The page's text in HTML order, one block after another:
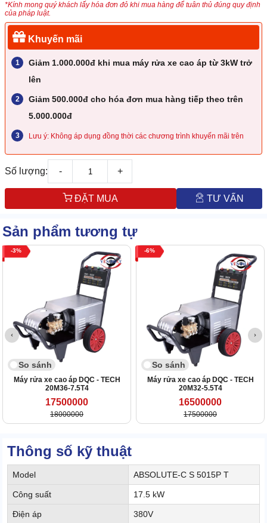
*Kính mong quý khách lấy hóa đơn đỏ khi mua hàng để tuân thủ đúng quy định
của pháp luật.
Khuyến mãi
Giảm 1.000.000đ khi mua máy rửa xe cao áp từ 3kW trở
lên
Giảm 500.000đ cho hóa đơn mua hàng tiếp theo trên
5.000.000đ
Lưu ý: Không áp dụng đồng thời các chương trình khuyến mãi trên
Số lượng: - +
ĐẶT MUA TƯ VẤN
Sản phẩm tương tự
3
So sánh
Máy rửa xe cao áp DQC - TECH
20M36-7.5T4
17500000
18000000
6
So sánh
Máy rửa xe cao áp DQC - TECH
20M32-5.5T4
16500000
17500000
Thông số kỹ thuật
Model ABSOLUTE-C S 5015P T
Công suất 17.5 kW
Điện áp 380V